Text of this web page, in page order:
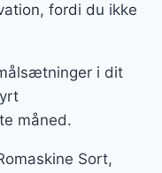
fordi du ikke
i dit
måned.
Sort,